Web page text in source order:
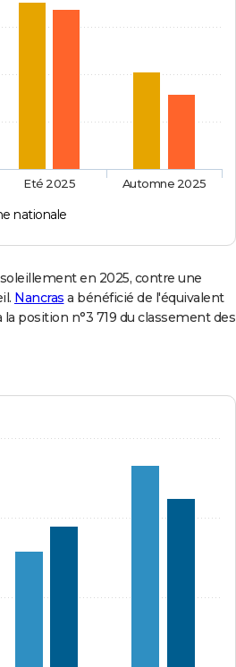
nationale
Eté 2025 Automne 2025
en 2025, contre une
Nancras a bénéficié de l'équivalent
position n°3 719 du classement des